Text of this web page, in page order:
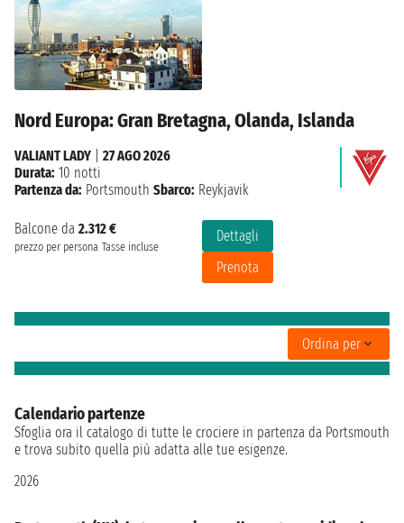
Nord Europa: Gran Bretagna, Olanda, Islanda
Balcone da 2.312 €
prezzo per persona Tasse incluse
Dettagli
Prenota
VALIANT LADY
27 AGO 2026
Durata: 10 notti
Partenza da: Portsmouth Sbarco: Reykjavik
Ordina per
Calendario partenze
Sfoglia ora il catalogo di tutte le crociere in partenza da Portsmouth
e trova subito quella più adatta alle tue esigenze.
2026